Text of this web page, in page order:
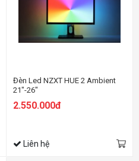
Đèn Led NZXT HUE 2 Ambient
21"-26"
2.550.000đ
Liên hệ